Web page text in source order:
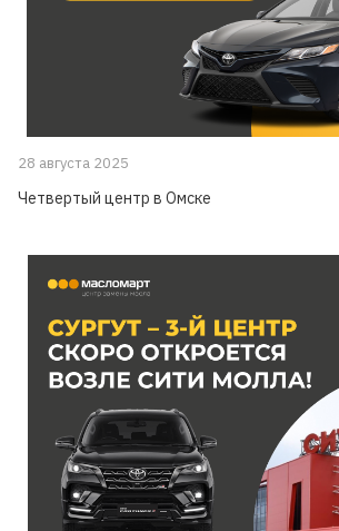
28 августа 2025
Четвертый центр в Омске